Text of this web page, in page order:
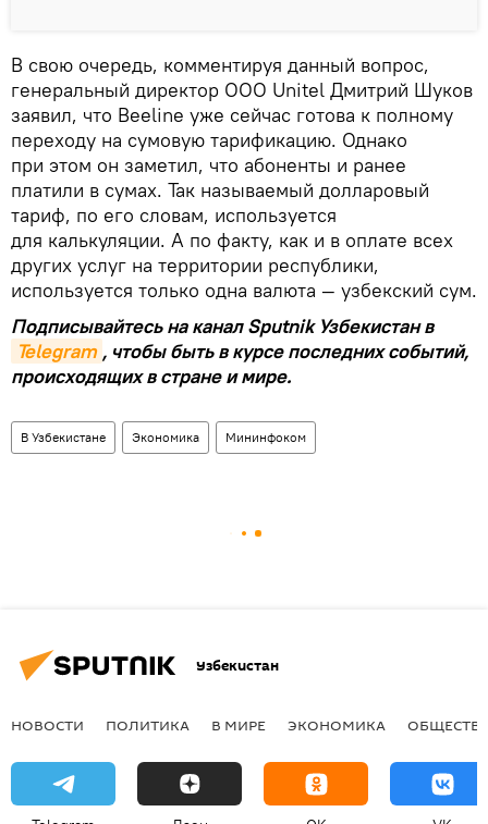
В свою очередь, комментируя данный вопрос,
генеральный директор ООО Unitel Дмитрий Шуков
заявил, что Beeline уже сейчас готова к полному
переходу на сумовую тарификацию. Однако
при этом он заметил, что абоненты и ранее
платили в сумах. Так называемый долларовый
тариф, по его словам, используется
для калькуляции. А по факту, как и в оплате всех
других услуг на территории республики,
используется только одна валюта — узбекский сум.
Подписывайтесь на канал Sputnik Узбекистан в
Telegram , чтобы быть в курсе последних событий,
происходящих в стране и мире.
В Узбекистане Экономика Мининфоком
Узбекистан
НОВОСТИ ПОЛИТИКА В МИРЕ ЭКОНОМИКА